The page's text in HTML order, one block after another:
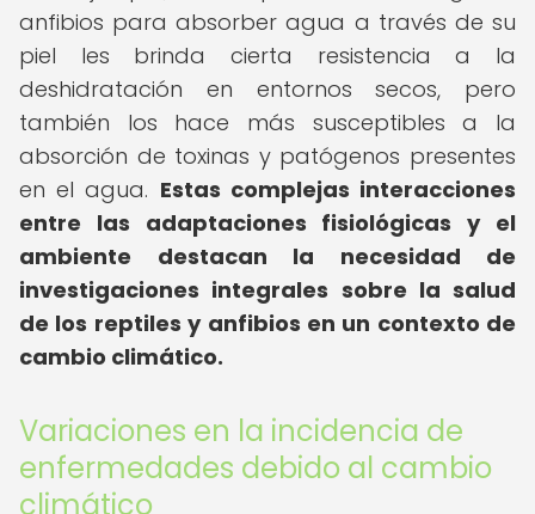
anfibios para absorber agua a través de su
piel les brinda cierta resistencia a la
deshidratación en entornos secos, pero
también los hace más susceptibles a la
absorción de toxinas y patógenos presentes
en el agua. Estas complejas interacciones
entre las adaptaciones fisiológicas y el
ambiente destacan la necesidad de
investigaciones integrales sobre la salud
de los reptiles y anfibios en un contexto de
cambio climático.
Variaciones en la incidencia de
enfermedades debido al cambio
climático